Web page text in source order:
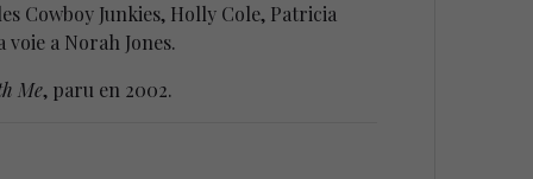
Cowboy Junkies, Holly Cole, Patricia
a Norah Jones.
Me, paru en 2002.